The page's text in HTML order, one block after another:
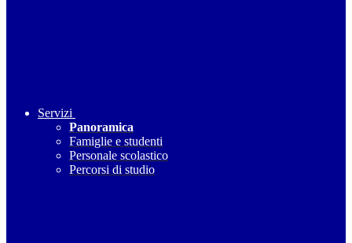
Servizi
Panoramica
Famiglie e studenti
Personale scolastico
Percorsi di studio